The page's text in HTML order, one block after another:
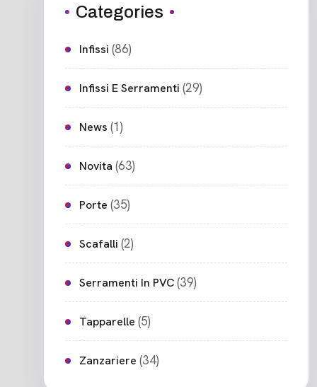
Categories
Infissi (86)
Infissi E Serramenti (29)
News (1)
Novita (63)
Porte (35)
Scafalli (2)
Serramenti In PVC(39)
Tapparelle (5)
Zanzariere (34)